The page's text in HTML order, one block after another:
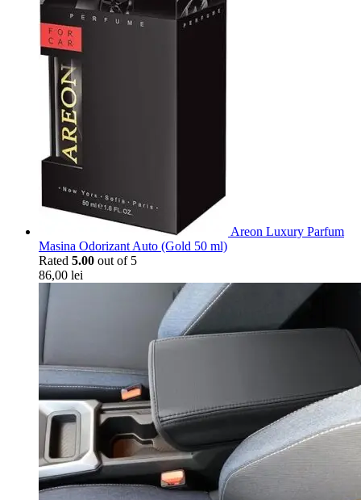
Areon Luxury Parfum
Masina Odorizant Auto (Gold 50 ml)
Rated 5.00 out of 5
86,00 lei